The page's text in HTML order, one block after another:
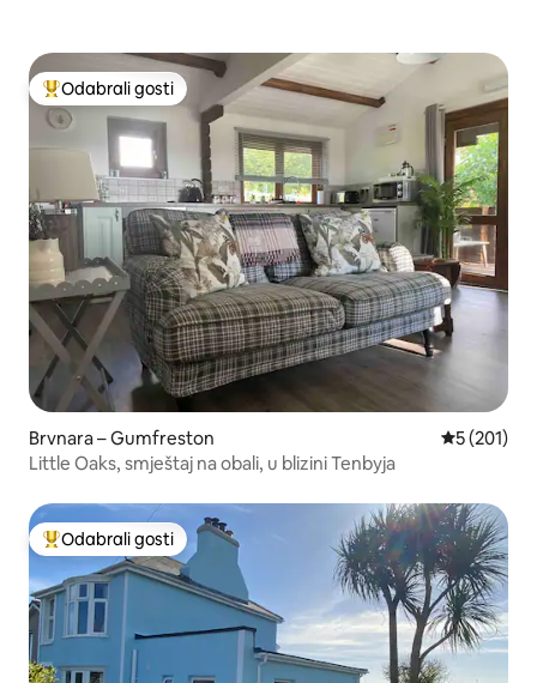
Među najviše rangiranima s oznakom „Odabrali gosti”
Odabrali gosti
Brvnara – Gumfreston Prosječna
5 (201)
Little Oaks, smještaj na obali, u blizini Tenbyja
Među najviše rangiranima s oznakom „Odabrali gosti”
Odabrali gosti